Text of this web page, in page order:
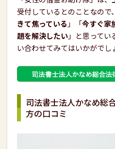
受付しているとのことなので
きて焦っている 」「今すぐ家
題を解決したい」と思ってい
い合わせてみてはいかがでし
司法書士法人かなめ総
方の口コミ